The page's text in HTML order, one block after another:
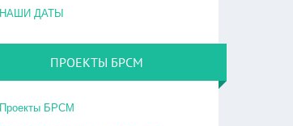
НАШИ ДАТЫ
ПРОЕКТЫ БРСМ
Проекты БРСМ